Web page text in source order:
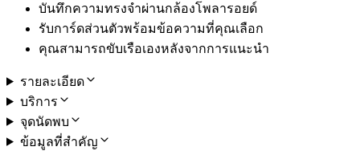
บันทึกความทรงจำผ่านกล้องโพลารอยด์
รับการ์ดส่วนตัวพร้อมข้อความที่คุณเลือก
คุณสามารถขับเรือเองหลังจากการแนะนำ
รายละเอียด
บริการ
จุดนัดพบ
ข้อมูลที่สำคัญ